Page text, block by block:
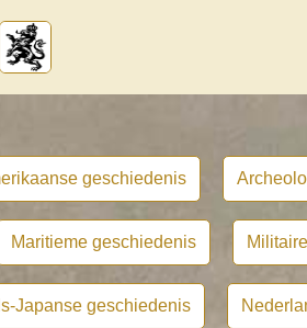
geschiedenis
Maritieme geschiedenis
Japanse geschiedenis